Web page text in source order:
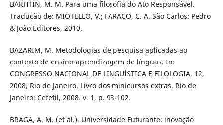
BAKHTIN, M. M. Para uma filosofia do Ato Responsável.
Tradução de: MIOTELLO, V.; FARACO, C. A. São Carlos: Pedro
& João Editores, 2010.
BAZARIM, M. Metodologias de pesquisa aplicadas ao
contexto de ensino-aprendizagem de línguas. In:
CONGRESSO NACIONAL DE LINGUÍSTICA E FILOLOGIA, 12,
2008, Rio de Janeiro. Livro dos minicursos extras. Rio de
Janeiro: Cefefil, 2008. v. 1, p. 93-102.
BRAGA, A. M. (et al.). Universidade Futurante: inovação